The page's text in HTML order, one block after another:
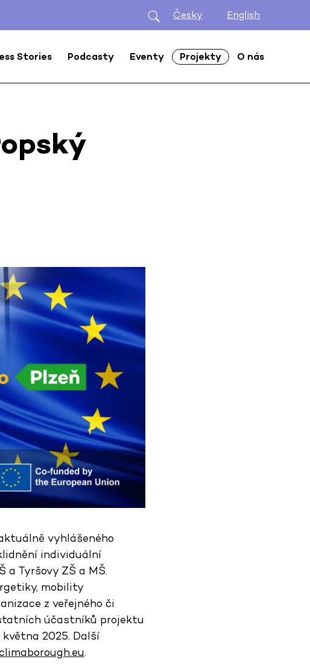
Česky English
Stories Podcasty Eventy Projekty O nás
vyhlášeného
individuální
a Tyršovy ZŠ a MŠ.
mobility
z veřejného či
účastníků projektu
května 2025. Další
.